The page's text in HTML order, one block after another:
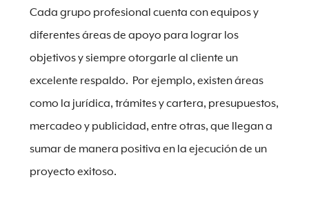
Cada grupo profesional cuenta con equipos y
diferentes áreas de apoyo para lograr los
objetivos y siempre otorgarle al cliente un
excelente respaldo. Por ejemplo, existen áreas
como la jurídica, trámites y cartera, presupuestos,
mercadeo y publicidad, entre otras, que llegan a
sumar de manera positiva en la ejecución de un
proyecto exitoso.